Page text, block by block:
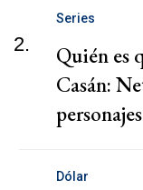
2.
Series
Quién es
Casán:
personajes
Dólar